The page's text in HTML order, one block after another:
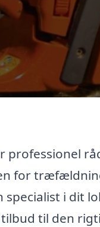
professionel
for
specialist i dit
til den